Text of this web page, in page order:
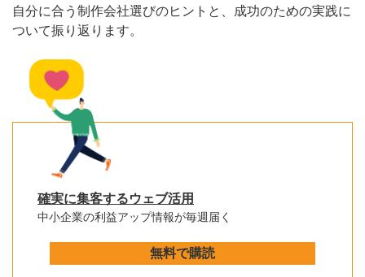
自分に合う制作会社選びのヒントと、成功のための実践に
ついて振り返ります。
確実に集客するウェブ活用
中小企業の利益アップ情報が毎週届く
無料で購読